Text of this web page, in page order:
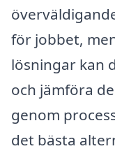
för jobbet,
lösningar kan
och jämföra
genom
det bästa